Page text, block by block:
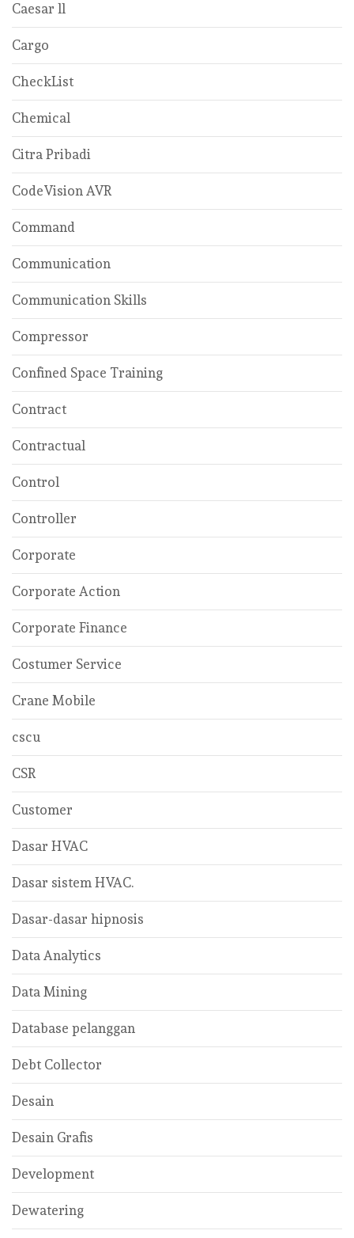
Caesar ll
Cargo
CheckList
Chemical
Citra Pribadi
CodeVision AVR
Command
Communication
Communication Skills
Compressor
Confined Space Training
Contract
Contractual
Control
Controller
Corporate
Corporate Action
Corporate Finance
Costumer Service
Crane Mobile
cscu
CSR
Customer
Dasar HVAC
Dasar sistem HVAC.
Dasar-dasar hipnosis
Data Analytics
Data Mining
Database pelanggan
Debt Collector
Desain
Desain Grafis
Development
Dewatering